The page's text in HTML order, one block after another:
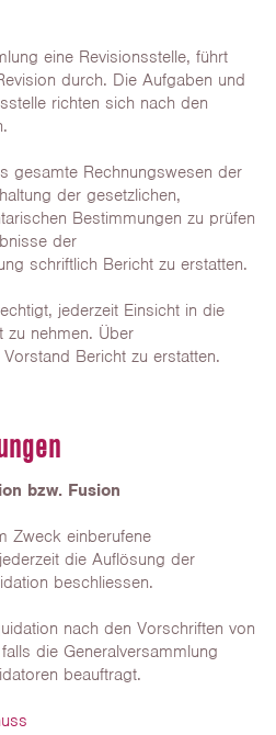
eine Revisionsstelle, führt
durch. Die Aufgaben und
richten sich nach den
gesamte Rechnungswesen der
der gesetzlichen,
Bestimmungen zu prüfen
der
schriftlich Bericht zu erstatten.
jederzeit Einsicht in die
zu nehmen. Über
Bericht zu erstatten.
bzw. Fusion
Zweck einberufene
die Auflösung der
beschliessen.
nach den Vorschriften von
die Generalversammlung
beauftragt.